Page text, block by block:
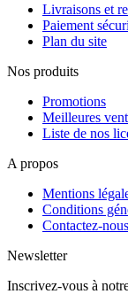
Livraisons et
Paiement
Plan du site
Nos produits
Promotions
Meilleures
Liste de nos
A propos
Mentions
Conditions
Contactez-nous
Newsletter
Inscrivez-vous à